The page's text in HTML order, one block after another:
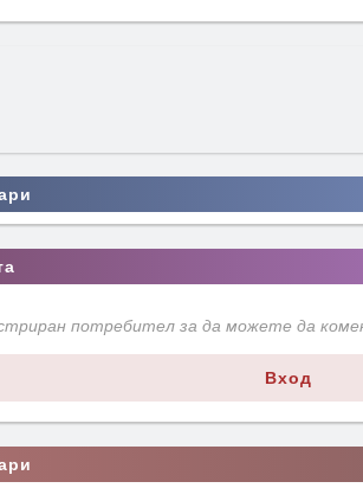
потребител за да можете да
Вход